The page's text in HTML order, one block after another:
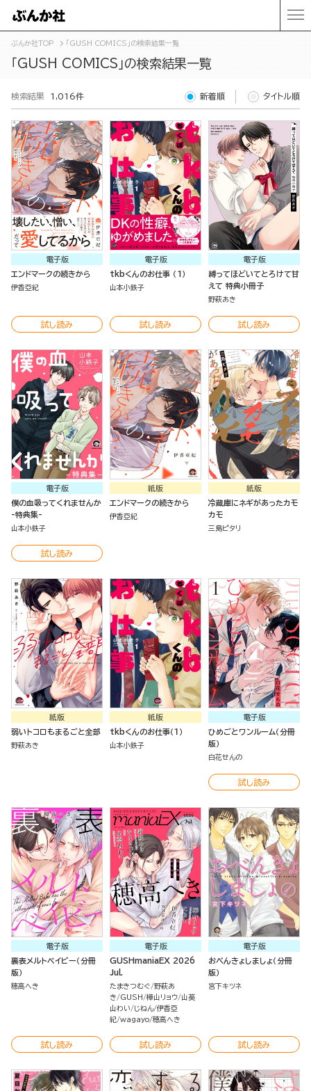
ぶんか社TOP 「GUSH COMICS」の検索結果一覧
「GUSH COMICS」の検索結果一覧
検索結果 1,016件 新着順 タイトル順
電子版
エンドマークの続きから
伊香亞紀
試し読み
電子版
tkbくんのお仕事 （1）
山本小鉄子
試し読み
電子版
縛ってほどいてとろけて甘
えて 特典小冊子
野萩あき
試し読み
電子版
僕の血吸ってくれませんか
-特典集-
山本小鉄子
試し読み
紙版
エンドマークの続きから
伊香亞紀
紙版
冷蔵庫にネギがあったカモ
カモ
三島ピタリ
紙版
弱いトコロもまるごと全部
野萩あき
紙版
tkbくんのお仕事（１）
山本小鉄子
電子版
ひめごとワンルーム（分冊
版）
白花せんの
試し読み
電子版
裏表メルトベイビー（分冊
版）
穂高へき
試し読み
電子版
GUSHmaniaEX 2026
Jul.
たまきつむぐ 野萩あ
き
GUSH 樺山リョウ 山葵
山わい
じねん 伊香亞
紀 wagayo 穂高へき
試し読み
電子版
おべんきょしましょ（分冊
版）
宮下キツネ
試し読み